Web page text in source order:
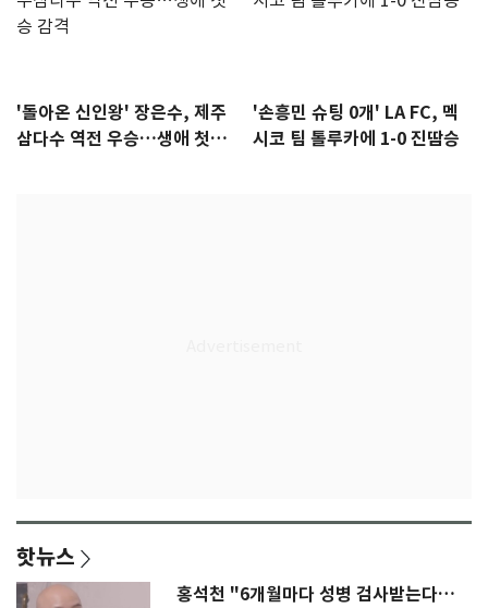
'돌아온 신인왕' 장은수, 제주
삼다수 역전 우승…생애 첫승
'손흥민 슈팅 0개' LA FC, 멕
시코 팀 톨루카에 1-0 진땀승
핫뉴스
홍석천 "6개월마다 성병 검사받는다…